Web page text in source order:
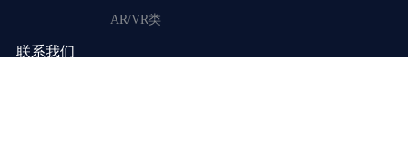
AR/VR类
联系我们